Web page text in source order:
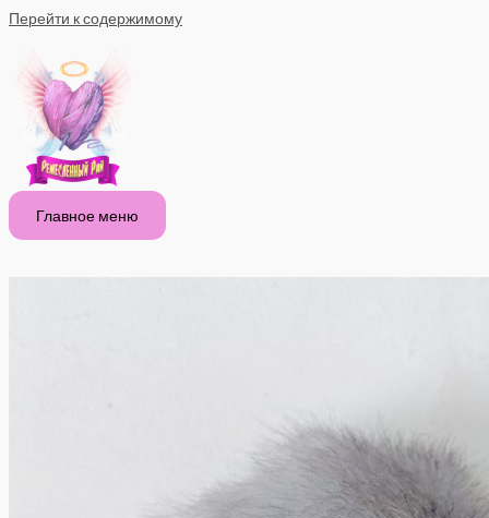
Перейти к содержимому
Главное меню